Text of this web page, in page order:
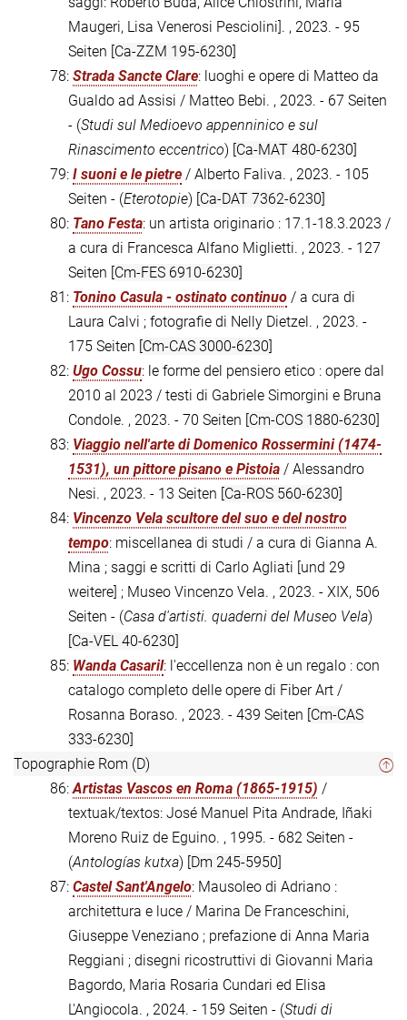
Maugeri, Lisa Venerosi Pesciolini]. , 2023. - 95
Seiten [Ca-ZZM 195-6230]
78: Strada Sancte Clare: luoghi e opere di Matteo da
Gualdo ad Assisi / Matteo Bebi. , 2023. - 67 Seiten
- (Studi sul Medioevo appenninico e sul
Rinascimento eccentrico) [Ca-MAT 480-6230]
79: I suoni e le pietre / Alberto Faliva. , 2023. - 105
Seiten - (Eterotopie) [Ca-DAT 7362-6230]
80: Tano Festa: un artista originario : 17.1-18.3.2023 /
a cura di Francesca Alfano Miglietti. , 2023. - 127
Seiten [Cm-FES 6910-6230]
81: Tonino Casula - ostinato continuo / a cura di
Laura Calvi ; fotografie di Nelly Dietzel. , 2023. -
175 Seiten [Cm-CAS 3000-6230]
82: Ugo Cossu: le forme del pensiero etico : opere dal
2010 al 2023 / testi di Gabriele Simorgini e Bruna
Condole. , 2023. - 70 Seiten [Cm-COS 1880-6230]
83: Viaggio nell'arte di Domenico Rossermini (1474-
1531), un pittore pisano e Pistoia / Alessandro
Nesi. , 2023. - 13 Seiten [Ca-ROS 560-6230]
84: Vincenzo Vela scultore del suo e del nostro
tempo: miscellanea di studi / a cura di Gianna A.
Mina ; saggi e scritti di Carlo Agliati [und 29
weitere] ; Museo Vincenzo Vela. , 2023. - XIX, 506
Seiten - (Casa d'artisti. quaderni del Museo Vela)
[Ca-VEL 40-6230]
85: Wanda Casaril: l'eccellenza non è un regalo : con
catalogo completo delle opere di Fiber Art /
Rosanna Boraso. , 2023. - 439 Seiten [Cm-CAS
333-6230]
Topographie Rom (D)
86:Artistas Vascos en Roma (1865-1915) /
textuak/textos: José Manuel Pita Andrade, Iñaki
Moreno Ruiz de Eguino. , 1995. - 682 Seiten -
(Antologías kutxa) [Dm 245-5950]
87: Castel Sant'Angelo: Mausoleo di Adriano :
architettura e luce / Marina De Franceschini,
Giuseppe Veneziano ; prefazione di Anna Maria
Reggiani ; disegni ricostruttivi di Giovanni Maria
Bagordo, Maria Rosaria Cundari ed Elisa
L'Angiocola. , 2024. - 159 Seiten - (Studi di